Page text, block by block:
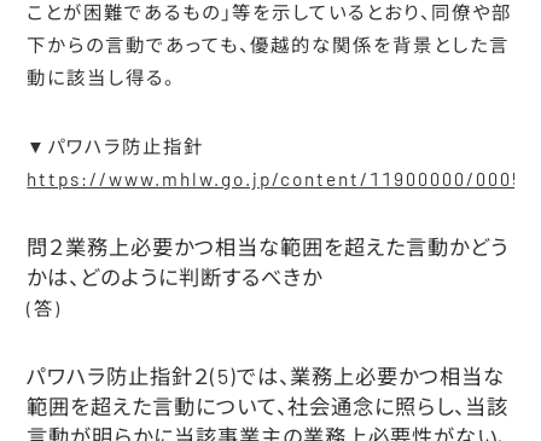
ことが困難であるもの」等を示しているとおり、同僚や部
下からの言動であっても、優越的な関係を背景とした言
動に該当し得る。
▼パワハラ防止指針
https://www.mhlw.go.jp/content/11900000/
問２業務上必要かつ相当な範囲を超えた言動かどう
かは、どのように判断するべきか
(答)
パワハラ防止指針２(5)では、業務上必要かつ相当な
範囲を超えた言動について、社会通念に照らし、当該
言動が明らかに当該事業主の業務上必要性がない、